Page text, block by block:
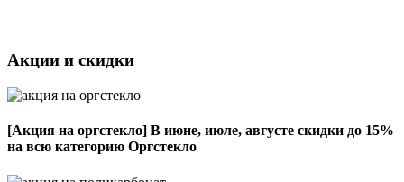
Акции и скидки
[Акция на оргстекло] В июне, июле, августе скидки до 15%
на всю категорию Оргстекло